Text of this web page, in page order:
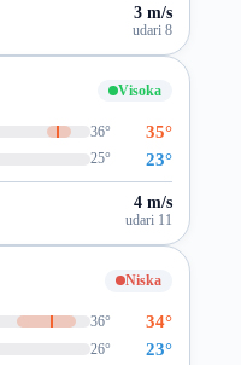
3 m/s
udari 8
Visoka
36° 35°
25° 23°
4 m/s
udari 11
Niska
36° 34°
26° 23°